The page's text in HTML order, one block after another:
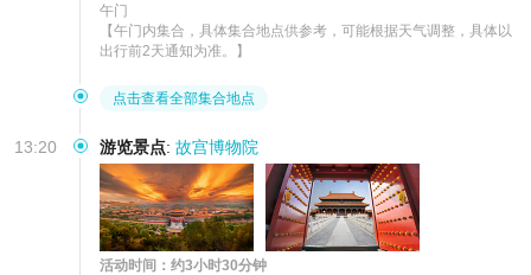
午门
【午门内集合，具体集合地点供参考，可能根据天气调整，具体以
出行前2天通知为准。】
点击查看全部集合地点
13:20 游览景点: 故宫博物院
活动时间：约3小时30分钟